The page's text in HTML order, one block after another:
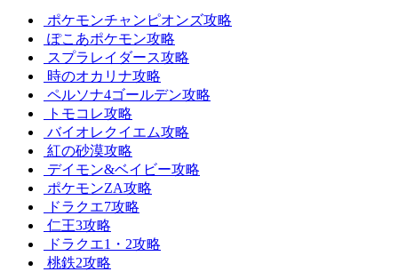
ポケモンチャンピオンズ攻略
ぽこあポケモン攻略
スプラレイダース攻略
時のオカリナ攻略
ペルソナ4ゴールデン攻略
トモコレ攻略
バイオレクイエム攻略
紅の砂漠攻略
デイモン&ベイビー攻略
ポケモンZA攻略
ドラクエ7攻略
仁王3攻略
ドラクエ1・2攻略
桃鉄2攻略